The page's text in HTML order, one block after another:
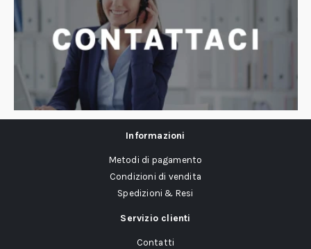
Informazioni
Metodi di pagamento
Condizioni di vendita
Spedizioni & Resi
Servizio clienti
Contatti